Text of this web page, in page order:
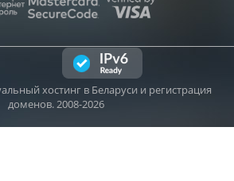
хостинг в Беларуси и регистрация
доменов. 2008-2026